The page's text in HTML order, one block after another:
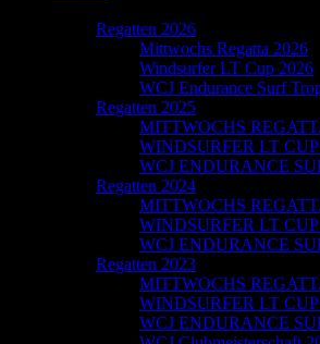
Regatten 2026
Mittwochs Regatta 2026
Windsurfer LT Cup 2026
WCJ Endurance Surf
Regatten 2025
MITTWOCHS
WINDSURFER LT CUP
WCJ ENDURANCE
Regatten 2024
MITTWOCHS
WINDSURFER LT CUP
WCJ ENDURANCE
Regatten 2023
MITTWOCHS
WINDSURFER LT CUP
WCJ ENDURANCE